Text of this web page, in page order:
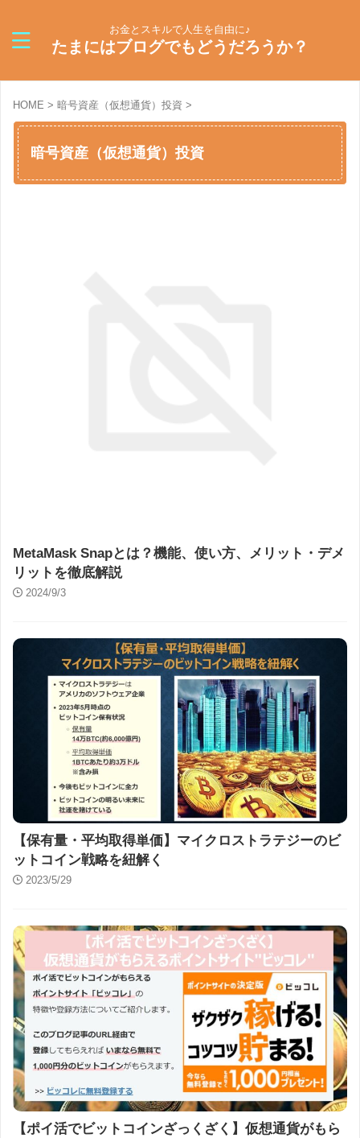
お金とスキルで人生を自由に♪
たまにはブログでもどうだろうか？
HOME > 暗号資産（仮想通貨）投資 >
暗号資産（仮想通貨）投資
MetaMask Snapとは？機能、使い方、メリット・デメ
リットを徹底解説
2024/9/3
【保有量・平均取得単価】マイクロストラテジーのビ
ットコイン戦略を紐解く
2023/5/29
【ポイ活でビットコインざっくざく】仮想通貨がもら